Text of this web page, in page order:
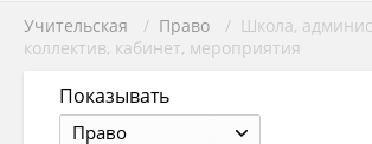
Учительская / Право
/ Школа,
коллектив, кабинет, мероприятия
Показывать
Право